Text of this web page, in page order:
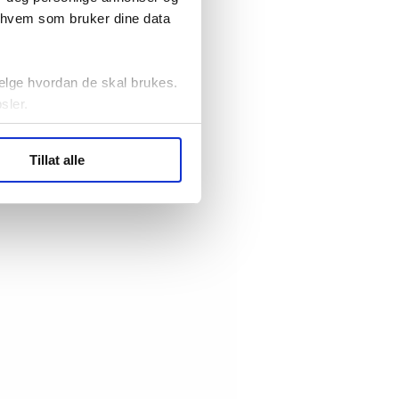
som bruker dine data
hvordan de skal brukes.
statistikk.
Tillat alle